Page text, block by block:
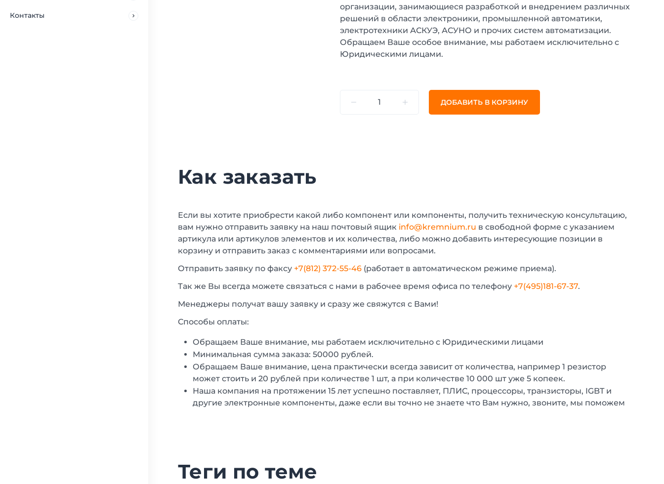
Контакты
организации, занимающиеся разработкой и внедрением различных
решений в области электроники, промышленной автоматики,
электротехники АСКУЭ, АСУНО и прочих систем автоматизации.
Обращаем Ваше особое внимание, мы работаем исключительно с
Юридическими лицами.
ДОБАВИТЬ В КОРЗИНУ
Как заказать
Если вы хотите приобрести какой либо компонент или компоненты, получить техническую консультацию,
вам нужно отправить заявку на наш почтовый ящик info@kremnium.ru в свободной форме с указанием
артикула или артикулов элементов и их количества, либо можно добавить интересующие позиции в
корзину и отправить заказ с комментариями или вопросами.
Отправить заявку по факсу +7(812) 372-55-46 (работает в автоматическом режиме приема).
Так же Вы всегда можете связаться с нами в рабочее время офиса по телефону +7(495)181-67-37.
Менеджеры получат вашу заявку и сразу же свяжутся с Вами!
Способы оплаты:
Обращаем Ваше внимание, мы работаем исключительно с Юридическими лицами
Минимальная сумма заказа: 50000 рублей.
Обращаем Ваше внимание, цена практически всегда зависит от количества, например 1 резистор
может стоить и 20 рублей при количестве 1 шт, а при количестве 10 000 шт уже 5 копеек.
Наша компания на протяжении 15 лет успешно поставляет, ПЛИС, процессоры, транзисторы, IGBT и
другие электронные компоненты, даже если вы точно не знаете что Вам нужно, звоните, мы поможем
Теги по теме